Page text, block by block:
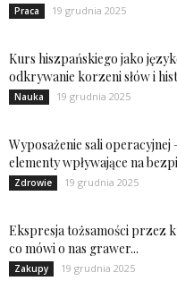
Praca 19 grudnia 2025
Kurs hiszpańskiego jako
odkrywanie korzeni słów i
Nauka 19 grudnia 2025
Wyposażenie sali operacyjnej
elementy wpływające na
Zdrowie 19 grudnia 2025
Ekspresja tożsamości przez
co mówi o nas grawer...
Zakupy 19 grudnia 2025